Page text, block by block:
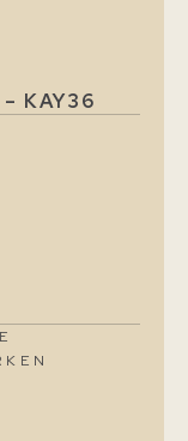
KAY36